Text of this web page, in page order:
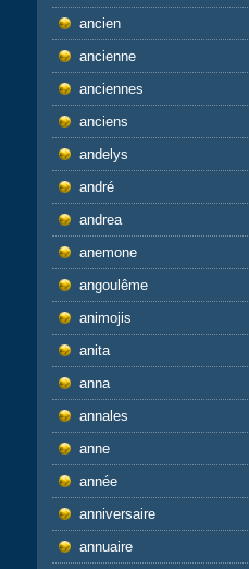
ancien
ancienne
anciennes
anciens
andelys
andré
andrea
anemone
angoulême
animojis
anita
anna
annales
anne
année
anniversaire
annuaire